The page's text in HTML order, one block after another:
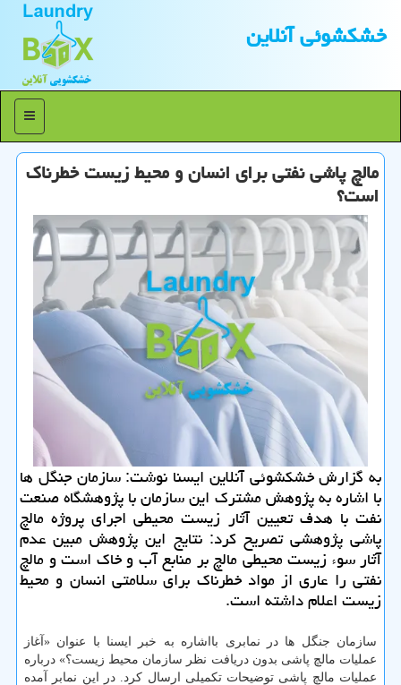
خشكشوئی آنلاین
منو
مالچ پاشی نفتی برای انسان و محیط زیست خطرناك
است؟
به گزارش خشكشوئی آنلاین ایسنا نوشت: سازمان جنگل ها
با اشاره به پژوهش مشترك این سازمان با پژوهشگاه ‏صنعت
نفت با هدف تعیین آثار زیست محیطی ‏اجرای پروژه مالچ
پاشی پژوهشی تصریح كرد: نتایج این پژوهش مبین عدم
آثار سوء زیست محیطی مالچ بر منابع آب و خاك است و ‏مالچ
نفتی را عاری از مواد خطرناك برای سلامتی انسان و محیط
زیست اعلام داشته است.
سازمان جنگل ها در نمابری بااشاره به خبر ایسنا با عنوان «آغاز
عملیات مالچ پاشی بدون ‏دریافت نظر سازمان محیط زیست؟» درباره
عملیات مالچ پاشی توضیحات تكمیلی ارسال كرد. در این نمابر آمده